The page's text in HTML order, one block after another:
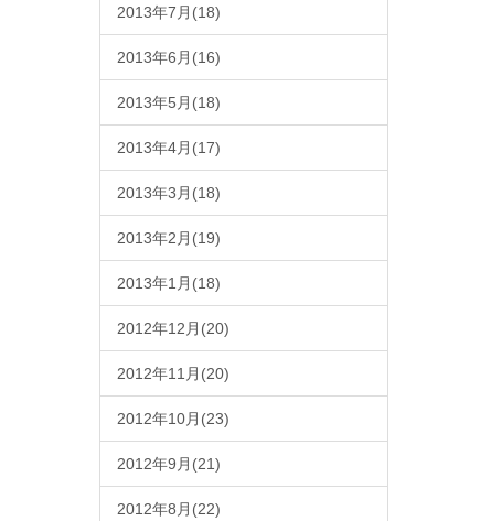
2013年7月(18)
2013年6月(16)
2013年5月(18)
2013年4月(17)
2013年3月(18)
2013年2月(19)
2013年1月(18)
2012年12月(20)
2012年11月(20)
2012年10月(23)
2012年9月(21)
2012年8月(22)